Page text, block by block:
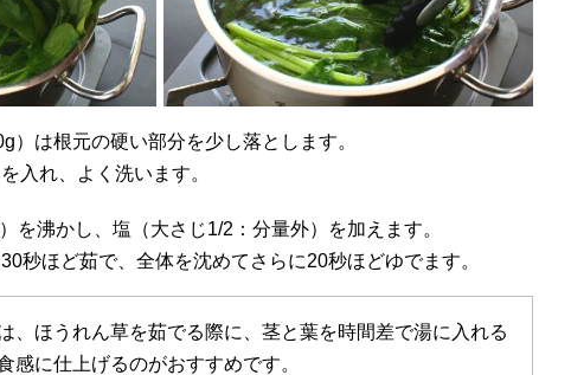
）は根元の硬い部分を少し落とします。
入れ、よく洗います。
を沸かし、塩（大さじ1/2：分量外）を加えます。
秒ほど茹で、全体を沈めてさらに20秒ほどゆでます。
、ほうれん草を茹でる際に、茎と葉を時間差で湯に入れる
感に仕上げるのがおすすめです。